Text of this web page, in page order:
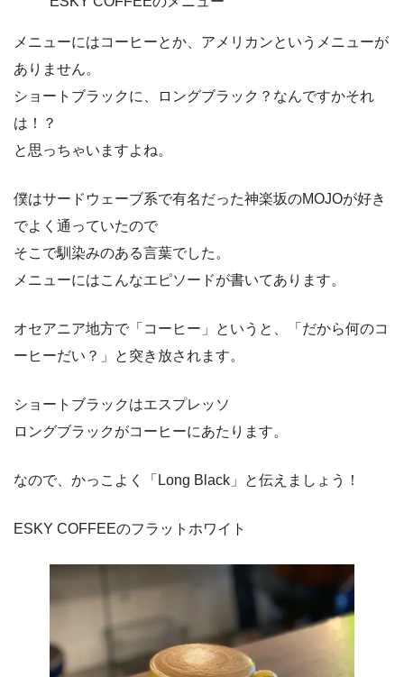
メニューにはコーヒーとか、アメリカンというメニューが
ありません。
ショートブラックに、ロングブラック？なんですかそれ
は！？
と思っちゃいますよね。
僕はサードウェーブ系で有名だった神楽坂のMOJOが好き
でよく通っていたので
そこで馴染みのある言葉でした。
メニューにはこんなエピソードが書いてあります。
オセアニア地方で「コーヒー」というと、「だから何のコ
ーヒーだい？」と突き放されます。
ショートブラックはエスプレッソ
ロングブラックがコーヒーにあたります。
なので、かっこよく「Long Black」と伝えましょう！
ESKY COFFEEのフラットホワイト